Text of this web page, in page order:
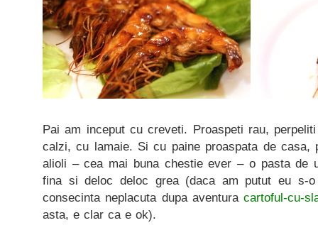
Pai am inceput cu creveti. Proaspeti rau,
calzi, cu lamaie. Si cu paine proaspata de casa,
alioli – cea mai buna chestie ever – o pasta de
fina si deloc deloc grea (daca am putut eu s-
consecinta neplacuta dupa aventuracartoful-cu-
asta, e clar ca e ok).